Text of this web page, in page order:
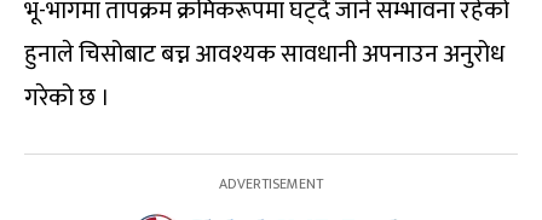
भू-भागमा तापक्रम क्रमिकरूपमा घट्दै जाने सम्भावना रहेको
हुनाले चिसोबाट बच्न आवश्यक सावधानी अपनाउन अनुरोध
गरेको छ ।